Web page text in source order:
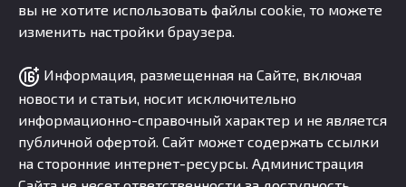
вы не хотите использовать файлы cookie, то можете
изменить настройки браузера.
Информация, размещенная на Сайте, включая
новости и статьи, носит исключительно
информационно-справочный характер и не является
публичной офертой. Сайт может содержать ссылки
на сторонние интернет-ресурсы. Администрация